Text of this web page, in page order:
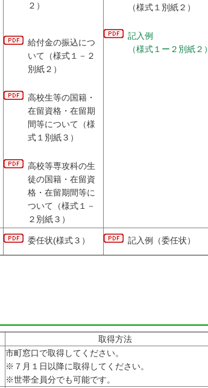
２）
給付金の振込につ
いて（様式１－２
別紙２）
高校生等の国籍・
在留資格・在留期
間等について（様
式１別紙３）
高校等専攻科の生
徒の国籍・在留資
格・在留期間等に
ついて（様式１－
２別紙３）
（様式１別紙２）
記入例
（様式１ー２別紙２）
委任状(様式３ ） 記入例（委任状）
取得方法
市町窓口で取得してください。
※７月１日以降に取得してください。
※世帯全員分でも可能です。